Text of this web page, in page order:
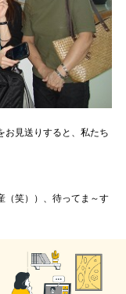
お見送りすると、私たち
（笑））、待ってま～す